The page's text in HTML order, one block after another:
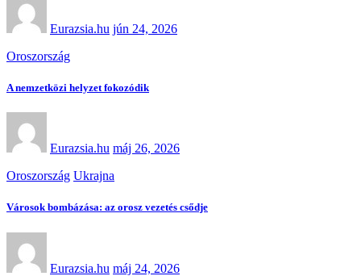
Eurazsia.hu jún 24, 2026
Oroszország
A nemzetközi helyzet fokozódik
Eurazsia.hu máj 26, 2026
Oroszország Ukrajna
Városok bombázása: az orosz vezetés csődje
Eurazsia.hu máj 24, 2026